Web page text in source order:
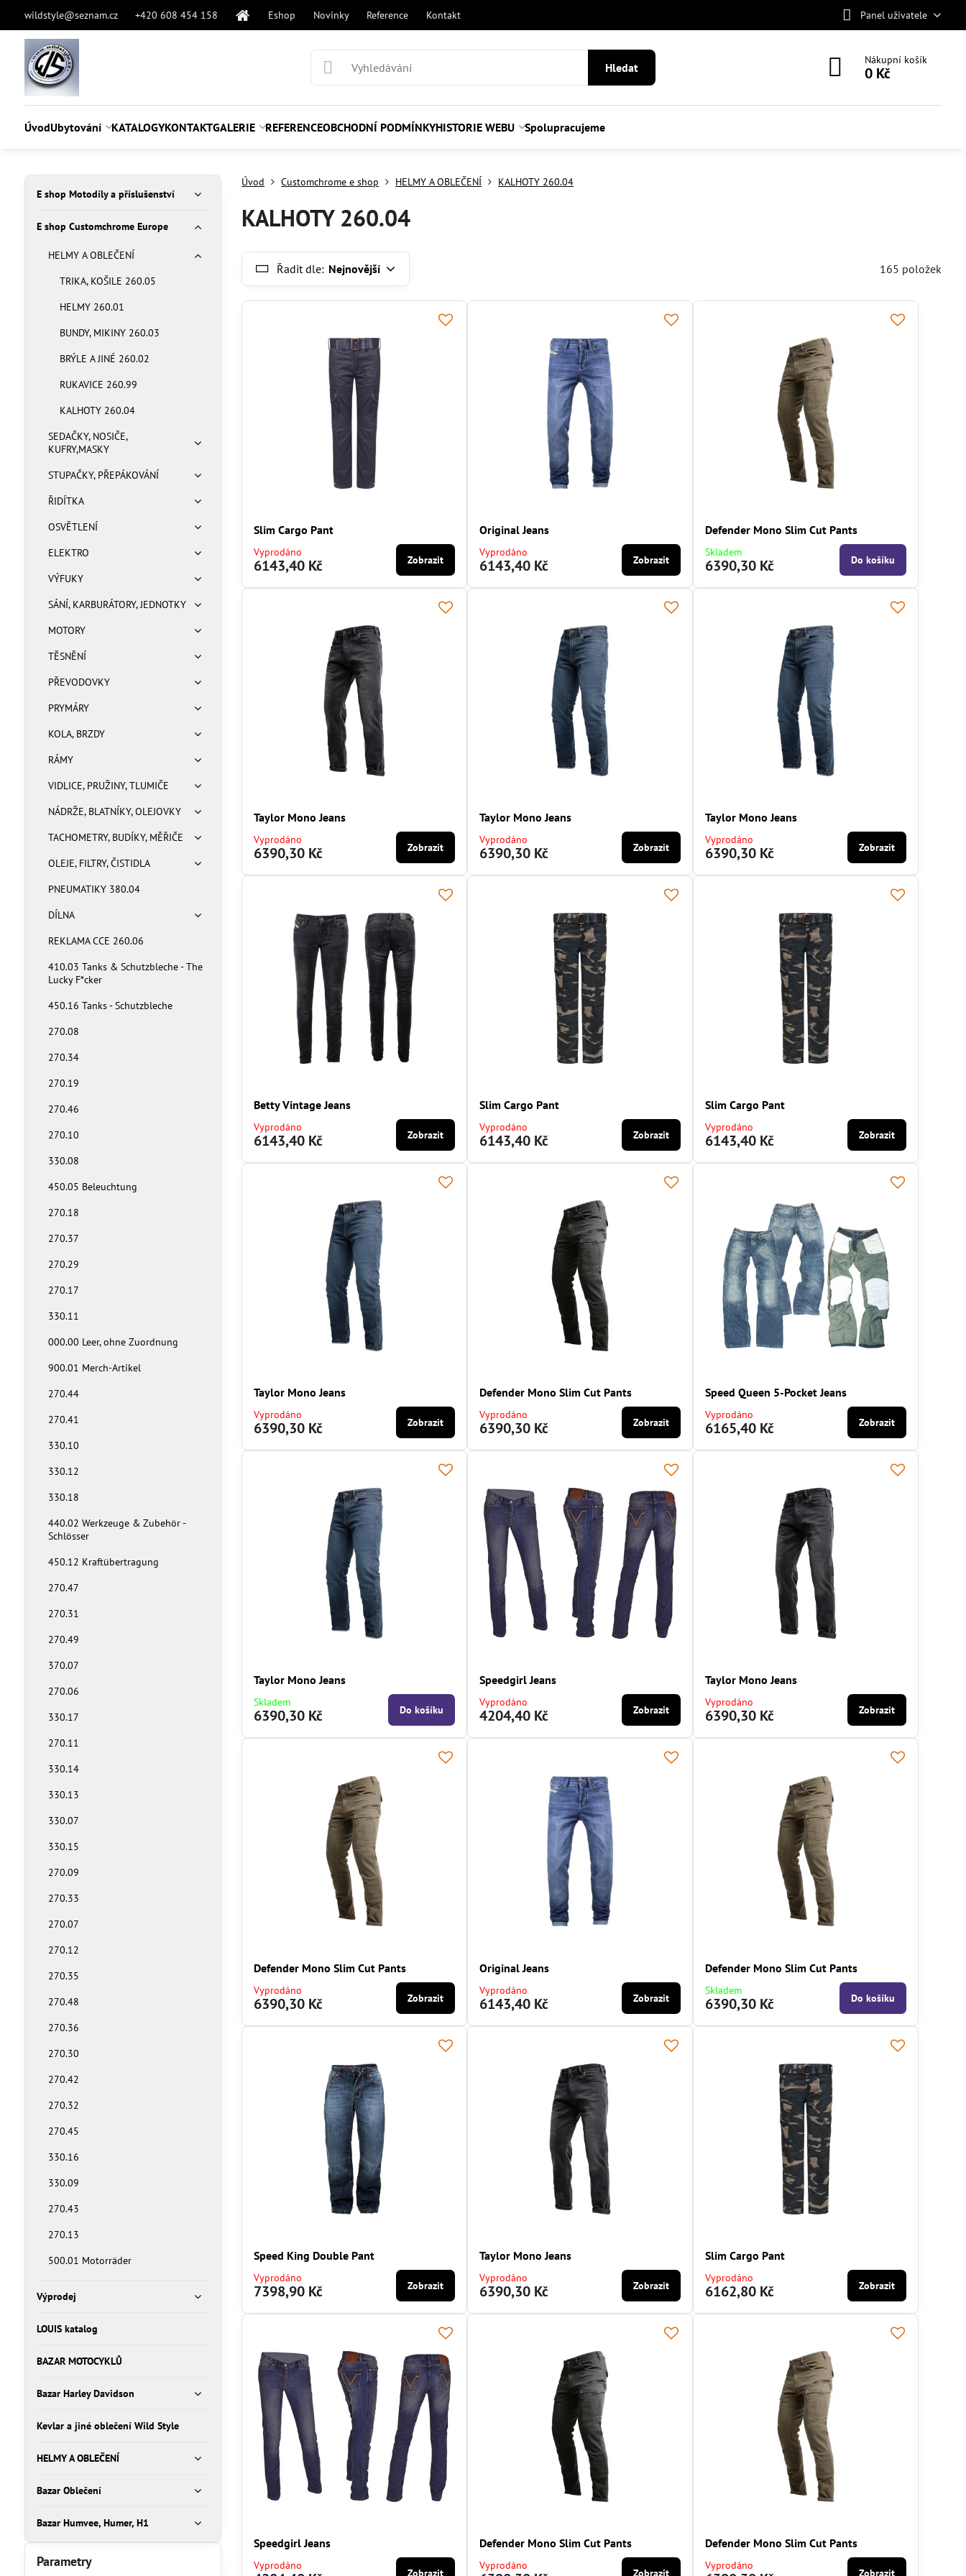
wildstyle@seznam.cz +420 608 454 158 Eshop Novinky Reference Kontakt Panel uživatele
Hledat
Nákupní košík
0 Kč
ÚvodUbytování KATALOGYKONTAKTGALERIE REFERENCEOBCHODNÍ PODMÍNKYHISTORIE WEBU Spolupracujeme
Úvod Customchrome e shop HELMY A OBLEČENÍ KALHOTY 260.04
KALHOTY 260.04
Řadit dle: Nejnovější 165 položek
Slim Cargo Pant
Vyprodáno
6143,40 Kč Zobrazit
Original Jeans
Vyprodáno
6143,40 Kč Zobrazit
Defender Mono Slim Cut Pants
Skladem
6390,30 Kč Do košíku
Taylor Mono Jeans
Vyprodáno
6390,30 Kč Zobrazit
Taylor Mono Jeans
Vyprodáno
6390,30 Kč Zobrazit
Taylor Mono Jeans
Vyprodáno
6390,30 Kč Zobrazit
Betty Vintage Jeans
Vyprodáno
6143,40 Kč Zobrazit
Slim Cargo Pant
Vyprodáno
6143,40 Kč Zobrazit
Slim Cargo Pant
Vyprodáno
6143,40 Kč Zobrazit
Taylor Mono Jeans
Vyprodáno
6390,30 Kč Zobrazit
Defender Mono Slim Cut Pants
Vyprodáno
6390,30 Kč Zobrazit
Speed Queen 5-Pocket Jeans
Vyprodáno
6165,40 Kč Zobrazit
Taylor Mono Jeans
Skladem
6390,30 Kč Do košíku
Speedgirl Jeans
Vyprodáno
4204,40 Kč Zobrazit
Taylor Mono Jeans
Vyprodáno
6390,30 Kč Zobrazit
Defender Mono Slim Cut Pants
Vyprodáno
6390,30 Kč Zobrazit
Original Jeans
Vyprodáno
6143,40 Kč Zobrazit
Defender Mono Slim Cut Pants
Skladem
6390,30 Kč Do košíku
Speed King Double Pant
Vyprodáno
7398,90 Kč Zobrazit
Taylor Mono Jeans
Vyprodáno
6390,30 Kč Zobrazit
Slim Cargo Pant
Vyprodáno
6162,80 Kč Zobrazit
Speedgirl Jeans
Vyprodáno
Zobrazit
Defender Mono Slim Cut Pants
Vyprodáno
Zobrazit
Defender Mono Slim Cut Pants
Vyprodáno
Zobrazit
Parametry
E shop Motodíly a příslušenství
E shop Customchrome Europe
HELMY A OBLEČENÍ
TRIKA, KOŠILE 260.05
HELMY 260.01
BUNDY, MIKINY 260.03
BRÝLE A JINÉ 260.02
RUKAVICE 260.99
KALHOTY 260.04
SEDAČKY, NOSIČE,
KUFRY,MASKY
STUPAČKY, PŘEPÁKOVÁNÍ
ŘIDÍTKA
OSVĚTLENÍ
ELEKTRO
VÝFUKY
SÁNÍ, KARBURÁTORY, JEDNOTKY
MOTORY
TĚSNĚNÍ
PŘEVODOVKY
PRYMÁRY
KOLA, BRZDY
RÁMY
VIDLICE, PRUŽINY, TLUMIČE
NÁDRŽE, BLATNÍKY, OLEJOVKY
TACHOMETRY, BUDÍKY, MĚŘIČE
OLEJE, FILTRY, ČISTIDLA
PNEUMATIKY 380.04
DÍLNA
REKLAMA CCE 260.06
410.03 Tanks & Schutzbleche - The
Lucky F*cker
450.16 Tanks - Schutzbleche
270.08
270.34
270.19
270.46
270.10
330.08
450.05 Beleuchtung
270.18
270.37
270.29
270.17
330.11
000.00 Leer, ohne Zuordnung
900.01 Merch-Artikel
270.44
270.41
330.10
330.12
330.18
440.02 Werkzeuge & Zubehör -
Schlösser
450.12 Kraftübertragung
270.47
270.31
270.49
370.07
270.06
330.17
270.11
330.14
330.13
330.07
330.15
270.09
270.33
270.07
270.12
270.35
270.48
270.36
270.30
270.42
270.32
270.45
330.16
330.09
270.43
270.13
500.01 Motorräder
Výprodej
LOUIS katalog
BAZAR MOTOCYKLŮ
Bazar Harley Davidson
Kevlar a jiné oblečení Wild Style
HELMY A OBLEČENÍ
Bazar Oblečení
Bazar Humvee, Humer, H1